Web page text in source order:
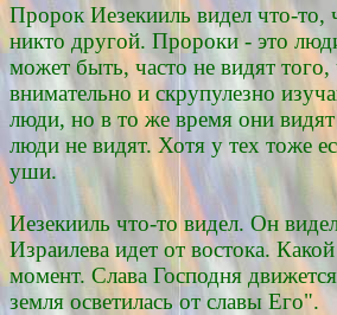
Пророк Иезекииль видел что-то,
никто другой. Пророки - это
может быть, часто не видят того,
внимательно и скрупулезно
люди, но в то же время они видят
люди не видят. Хотя у тех тоже
уши.
Иезекииль что-то видел. Он
Израилева идет от востока.
момент. Слава Господня
земля осветилась от славы Его".